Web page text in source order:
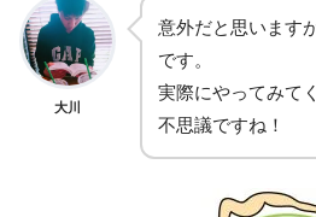
大川
意外だと思います
です。
実際にやってみて
不思議ですね！